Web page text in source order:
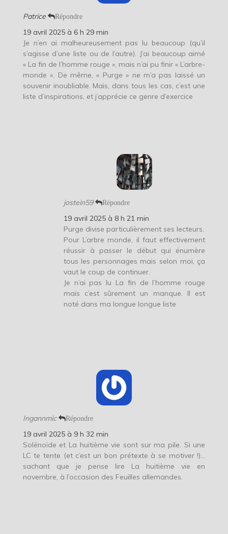
Patrice Répondre
19 avril 2025 à 6 h 29 min
Je n’en ai malheureusement pas lu beaucoup (qu’il
s’agisse d’une liste ou de l’autre). J’ai beaucoup aimé
« La fin de l’homme rouge », mais n’ai pu finir « L’arbre-
monde ». De même, « Purge » ne m’a pas laissé un
souvenir inoubliable. Mais, dans tous les cas, c’est une
liste d’inspirations, et j’apprécie ce genre d’exercice
jostein59 Répondre
19 avril 2025 à 8 h 21 min
Purge divise particulièrement ses lecteurs.
Pour L’arbre monde, il faut effectivement
réussir à passer le début qui énumère
tous les personnages mais selon moi, ça
vaut le coup de continuer.
Je n’ai pas lu La fin de l’homme rouge
mais c’est sûrement un manque. Il est
noté dans ma longue longue liste
Ingannmic Répondre
19 avril 2025 à 9 h 32 min
Solénoïde et La huitième vie sont sur ma pile. Si une
LC te tente (et c’est un bon prétexte à se motiver !)…
sachant que je pense lire La huitième vie en
novembre, à l’occasion des Feuilles allemandes.